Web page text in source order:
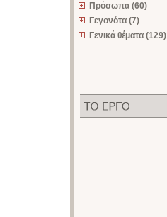
Πρόσωπα (60)
Γεγονότα (7)
Γενικά θέματα (129)